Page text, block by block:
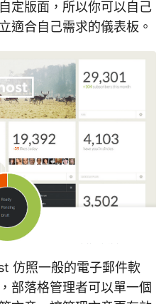
定版面，所以你可以自己
適合自己需求的儀表板。
仿照一般的電子郵件軟
部落格管理者可以單一個